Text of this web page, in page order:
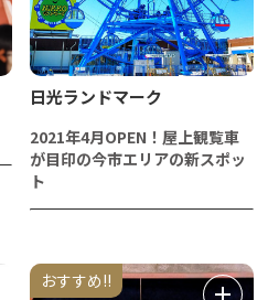
日光ランドマーク
2021年4月OPEN！屋上観覧車
が目印の今市エリアの新スポッ
ト
おすすめ!!